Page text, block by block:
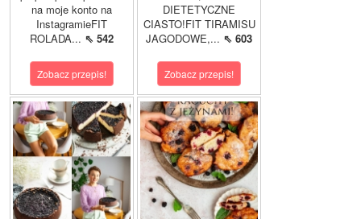
na moje konto na
InstagramieFIT
ROLADA... ⇖ 542
Zobacz przepis!
DIETETYCZNE
CIASTO!FIT TIRAMISU
JAGODOWE,... ⇖ 603
Zobacz przepis!